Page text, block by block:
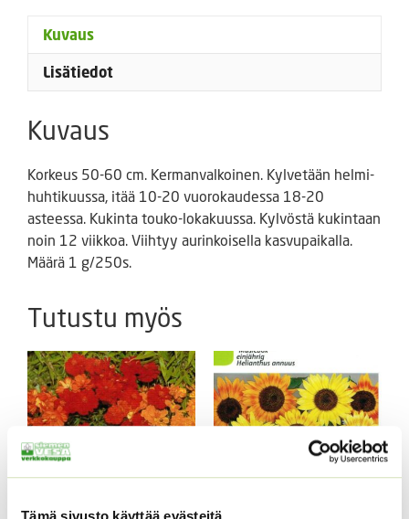
Tämä sivusto käyttää evästeitä
Kuvaus
Lisätiedot
Kuvaus
Korkeus 50-60 cm. Kermanvalkoinen. Kylvetään helmi-
huhtikuussa, itää 10-20 vuorokaudessa 18-20
asteessa. Kukinta touko-lokakuussa. Kylvöstä kukintaan
noin 12 viikkoa. Viihtyy aurinkoisella kasvupaikalla.
Määrä 1 g/250s.
Tutustu myös